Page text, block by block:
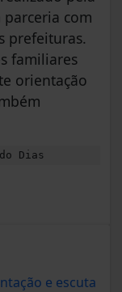
parceria com
prefeituras.
familiares
orientação
Dias